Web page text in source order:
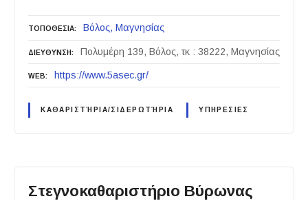
ΤΟΠΟΘΕΣΙΑ Βόλος Μαγνησίας
ΔΙΕΥΘΥΝΣΗ Πολυμέρη 139, Βόλος, τκ : 38222, Μαγνησίας
WEB https://www.5asec.gr/
ΚΑΘΑΡΙΣΤΉΡΙΑ/ΣΙΔΕΡΩΤΉΡΙΑ ΥΠΗΡΕΣΙΕΣ
Στεγνοκαθαριστήριο Βύρωνας